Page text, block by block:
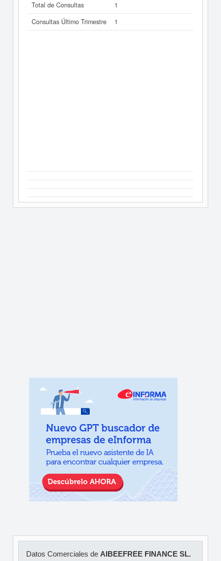
Total de Consultas
1
Consultas Último Trimestre
1
Datos Comerciales de AIBEEFREE FINANCE SL.